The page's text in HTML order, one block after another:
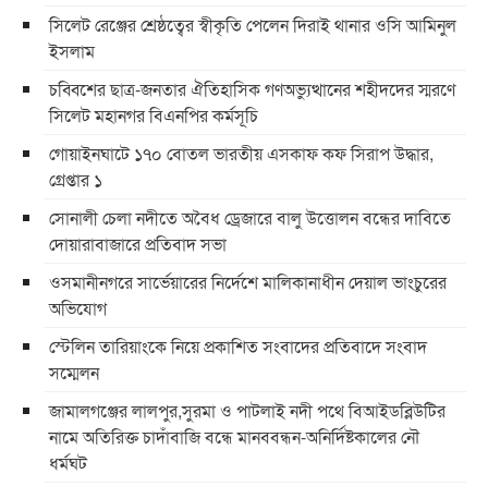
সিলেট রেঞ্জের শ্রেষ্ঠত্বের স্বীকৃতি পেলেন দিরাই থানার ওসি আমিনুল
ইসলাম
চব্বিশের ছাত্র-জনতার ঐতিহাসিক গণঅভ্যুত্থানের শহীদদের স্মরণে
সিলেট মহানগর বিএনপির কর্মসূচি
গোয়াইনঘাটে ১৭০ বোতল ভারতীয় এসকাফ কফ সিরাপ উদ্ধার,
গ্রেপ্তার ১
সোনালী চেলা নদীতে অবৈধ ড্রেজারে বালু উত্তোলন বন্ধের দাবিতে
দোয়ারাবাজারে প্রতিবাদ সভা
ওসমানীনগরে সার্ভেয়ারের নির্দেশে মালিকানাধীন দেয়াল ভাংচুরের
অভিযোগ
স্টেলিন তারিয়াংকে নিয়ে প্রকাশিত সংবাদের প্রতিবাদে সংবাদ
সম্মেলন
জামালগঞ্জের লালপুর,সুরমা ও পাটলাই নদী পথে বিআইডব্লিউটির
নামে অতিরিক্ত চাদাঁবাজি বন্ধে মানববন্ধন-অনির্দিষ্টকালের নৌ
ধর্মঘট